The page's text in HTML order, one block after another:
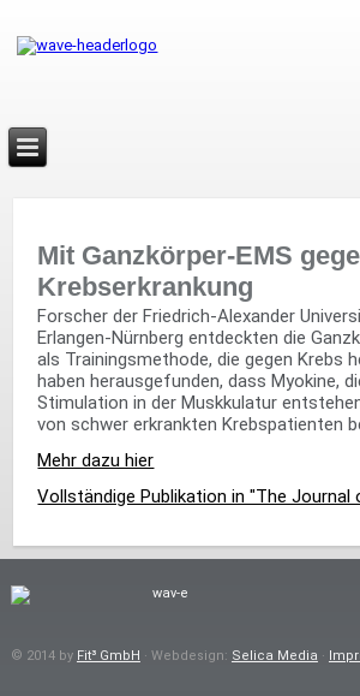
Mit Ganzkörper-EMS
Krebserkrankung
Forscher der Friedrich-Alexander
Erlangen-Nürnberg entdeckten die
als Trainingsmethode, die gegen Krebs
haben herausgefunden, dass Myokine,
Stimulation in der Muskkulatur
von schwer erkrankten Krebspatienten
Mehr dazu hier
Vollständige Publikation in "The Journal
© 2014 by Fit³ GmbH · Webdesign: Selica Media ·